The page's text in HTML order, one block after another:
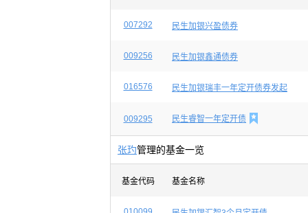
007292 民生加银兴盈债券
009256 民生加银鑫通债券
016576 民生加银瑞丰一年定开债券发起
009295 民生睿智一年定开债 
张玓管理的基金一览
基金代码 基金名称